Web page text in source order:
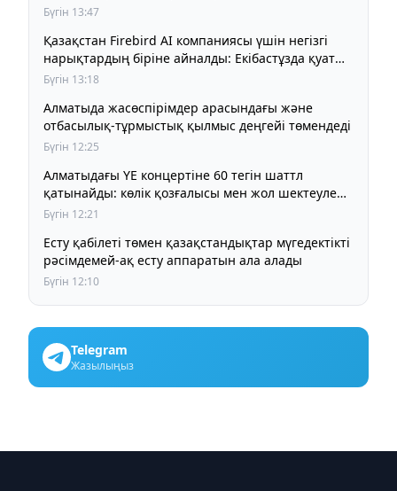
Бүгін 13:47
Қазақстан Firebird AI компаниясы үшін негізгі
нарықтардың біріне айналды: Екібастұзда қуаты
125 МВт болатын AI-инфрақұрылым дамып келеді
Бүгін 13:18
Алматыда жасөспірімдер арасындағы және
отбасылық-тұрмыстық қылмыс деңгейі төмендеді
Бүгін 12:25
Алматыдағы YE концертіне 60 тегін шаттл
қатынайды: көлік қозғалысы мен жол шектеулері
қалай ұйымдастырылады
Бүгін 12:21
Есту қабілеті төмен қазақстандықтар мүгедектікті
рәсімдемей-ақ есту аппаратын ала алады
Бүгін 12:10
Telegram
Жазылыңыз